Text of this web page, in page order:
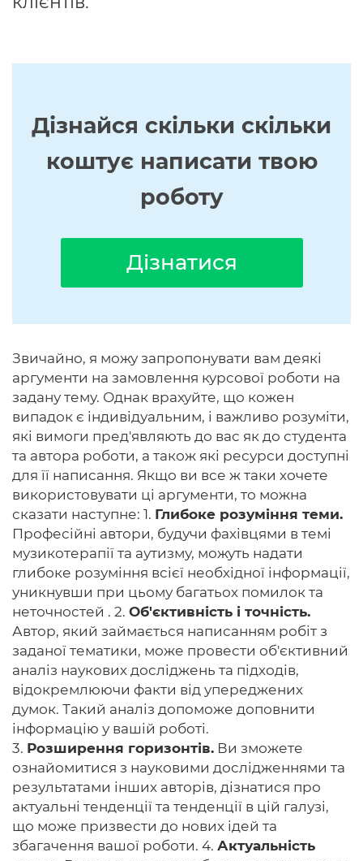
Дізнайся скільки скільки
коштує написати твою
роботу
Дізнатися
Звичайно, я можу запропонувати вам деякі
аргументи на замовлення курсової роботи на
задану тему. Однак врахуйте, що кожен
випадок є індивідуальним, і важливо розуміти,
які вимоги пред'являють до вас як до студента
та автора роботи, а також які ресурси доступні
для її написання. Якщо ви все ж таки хочете
використовувати ці аргументи, то можна
сказати наступне: 1. Глибоке розуміння теми.
Професійні автори, будучи фахівцями в темі
музикотерапії та аутизму, можуть надати
глибоке розуміння всієї необхідної інформації,
уникнувши при цьому багатьох помилок та
неточностей . 2. Об'єктивність і точність.
Автор, який займається написанням робіт з
заданої тематики, може провести об'єктивний
аналіз наукових досліджень та підходів,
відокремлюючи факти від упереджених
думок. Такий аналіз допоможе доповнити
інформацію у вашій роботі.
3. Розширення горизонтів. Ви зможете
ознайомитися з науковими дослідженнями та
результатами інших авторів, дізнатися про
актуальні тенденції та тенденції в цій галузі,
що може призвести до нових ідей та
збагачення вашої роботи. 4. Актуальність